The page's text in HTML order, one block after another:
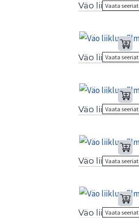
Väo liiklussõlm
Vaata seeriat
Väo liiklussõlm
Vaata seeriat
Väo liiklussõlm
Vaata seeriat
Väo liiklussõlm
Vaata seeriat
Väo liiklussõlm
Vaata seeriat